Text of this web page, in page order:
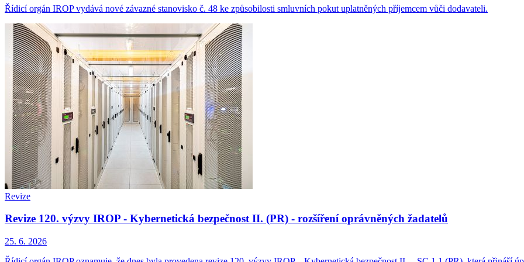
Řídicí orgán IROP vydává nové závazné stanovisko č. 48 ke způsobilosti smluvních pokut uplatněných příjemcem vůči dodavateli.
Revize
Revize 120. výzvy IROP - Kybernetická bezpečnost II. (PR) - rozšíření oprávněných žadatelů
25. 6. 2026